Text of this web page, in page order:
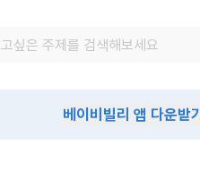
베이비빌리 앱 다운받기